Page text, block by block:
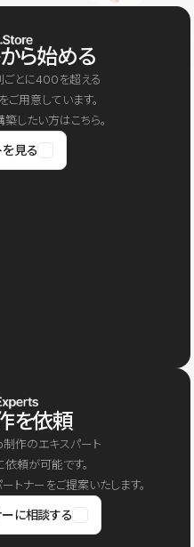
ら始める
ごとに400を超える
用意しています。
したい方はこちら。
を見る
を依頼
作のエキスパート
頼が可能です。
ナーをご提案いたします。
ーに相談する